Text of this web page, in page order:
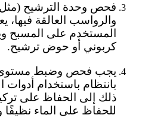
فحص وحدة الترشيح (مثل
والرواسب العالقة فيها،
المستخدم على المسبح
كربوني أو حوض ترشيح.
يجب فحص وضبط مستوى
بانتظام باستخدام أدوات
ذلك إلى الحفاظ على
للحفاظ على الماء نظيفًا